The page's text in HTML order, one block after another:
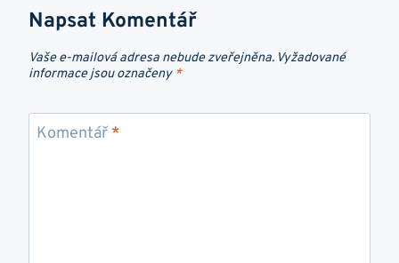
Napsat Komentář
Vaše e-mailová adresa nebude zveřejněna. Vyžadované
informace jsou označeny *
Komentář *